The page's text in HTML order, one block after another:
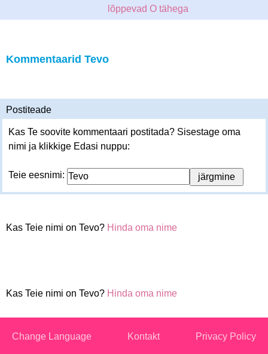
lõppevad O tähega
Kommentaarid Tevo
Postiteade
Kas Te soovite kommentaari postitada? Sisestage oma
nimi ja klikkige Edasi nuppu:
Teie eesnimi:
Kas Teie nimi on Tevo? Hinda oma nime
Kas Teie nimi on Tevo? Hinda oma nime
Change Language Kontakt Privacy Policy